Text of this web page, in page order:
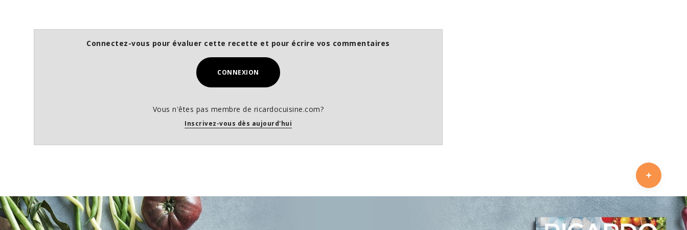
Connectez-vous pour évaluer cette recette et pour écrire vos commentaires
CONNEXION
Vous n'êtes pas membre de ricardocuisine.com?
Inscrivez-vous dès aujourd'hui